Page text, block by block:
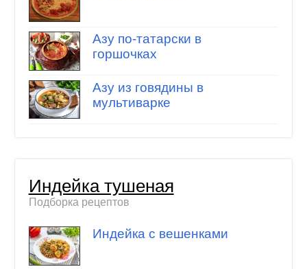
Азу по-татарски в
горшочках
Азу из говядины в
мультиварке
Индейка тушеная
Подборка рецептов
Индейка с вешенками